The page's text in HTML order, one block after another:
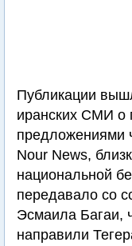
Публикации
иранских СМИ
предложениями
Nour News,
национальной
передавало со
Эсмаила Багаи,
направили